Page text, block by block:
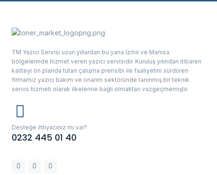
TM Yazıcı Servisi uzun yıllardan bu yana İzmir ve Manisa
bölgelerinde hizmet veren yazıcı servisidir. Kuruluş yılından itibaren
kaliteyi ön planda tutan çalışma prensibi ile faaliyetini sürdüren
firmamız yazıcı bakım ve onarım sektöründe tanınmış bir teknik
servis hizmeti olarak ilkelerine bağlı olmaktan vazgeçmemiştir.
Desteğe ihtiyacınız mı var?
0232 445 01 40